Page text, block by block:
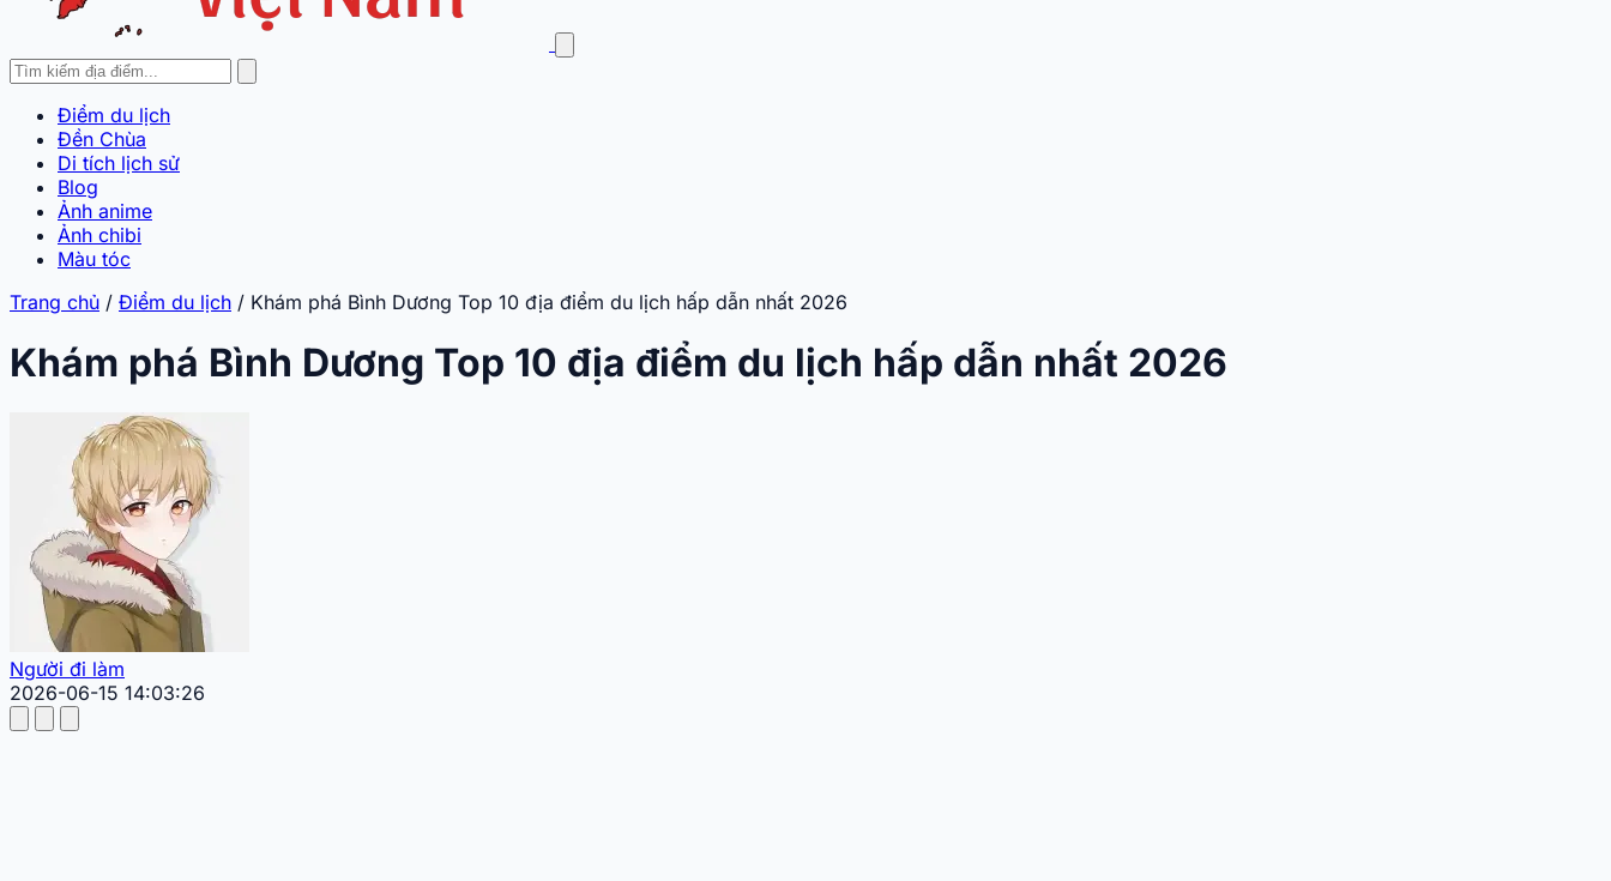
Điểm du lịch
Đền Chùa
Di tích lịch sử
Blog
Ảnh anime
Ảnh chibi
Màu tóc
Trang chủ / Điểm du lịch / Khám phá Bình Dương Top 10 địa điểm du lịch hấp dẫn nhất 2026
Khám phá Bình Dương Top 10 địa điểm du lịch hấp dẫn nhất 2026
Người đi làm
2026-06-15 14:03:26